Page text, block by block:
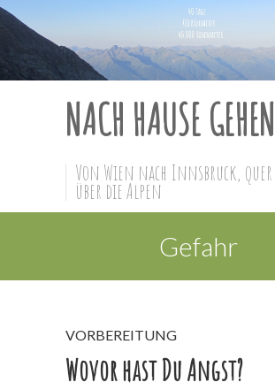
NACH HAUSE GEHEN
Von Wien nach Innsbruck, quer
über die Alpen
Gefahr
VORBEREITUNG
Wovor hast Du Angst?